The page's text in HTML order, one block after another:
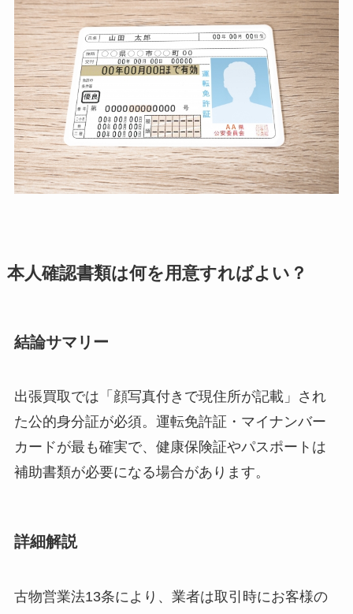
本人確認書類は何を用意すればよい？
結論サマリー
出張買取では「顔写真付きで現住所が記載」され
た公的身分証が必須。運転免許証・マイナンバー
カードが最も確実で、健康保険証やパスポートは
補助書類が必要になる場合があります。
詳細解説
古物営業法13条により、業者は取引時にお客様の